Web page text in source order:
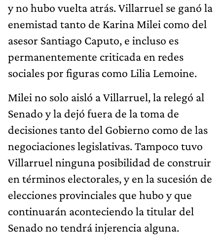
y no hubo vuelta atrás. Villarruel se ganó la
enemistad tanto de Karina Milei como del
asesor Santiago Caputo, e incluso es
permanentemente criticada en redes
sociales por figuras como Lilia Lemoine.
Milei no solo aisló a Villarruel, la relegó al
Senado y la dejó fuera de la toma de
decisiones tanto del Gobierno como de las
negociaciones legislativas. Tampoco tuvo
Villarruel ninguna posibilidad de construir
en términos electorales, y en la sucesión de
elecciones provinciales que hubo y que
continuarán aconteciendo la titular del
Senado no tendrá injerencia alguna.